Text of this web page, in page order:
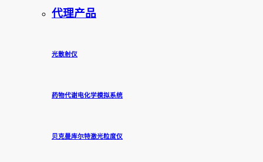
代理产品
光散射仪
药物代谢电化学模拟系统
贝克曼库尔特激光粒度仪